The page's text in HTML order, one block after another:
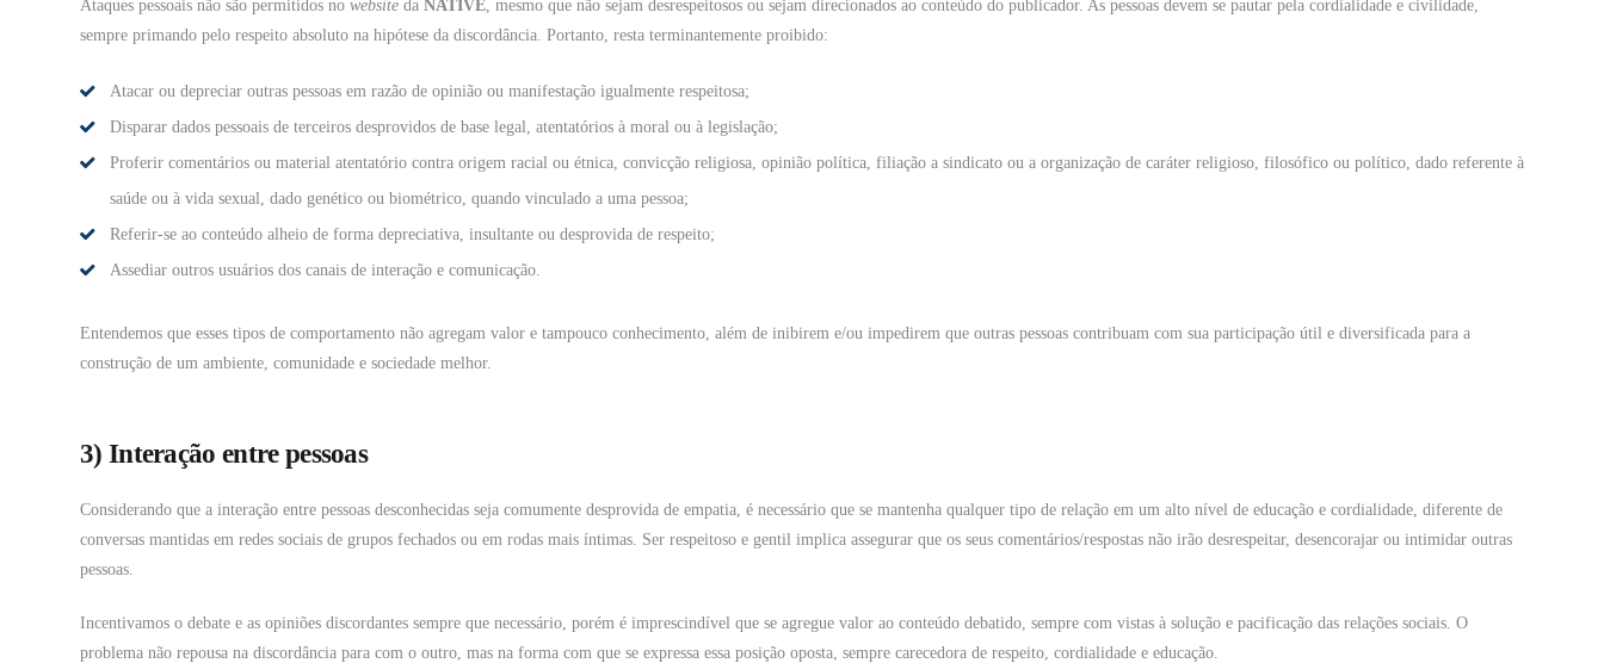
Ataques pessoais não são permitidos no website da NATIVE, mesmo que não sejam desrespeitosos ou sejam direcionados ao conteúdo do publicador. As pessoas devem se pautar pela cordialidade e civilidade,
sempre primando pelo respeito absoluto na hipótese da discordância. Portanto, resta terminantemente proibido:
Atacar ou depreciar outras pessoas em razão de opinião ou manifestação igualmente respeitosa;
Disparar dados pessoais de terceiros desprovidos de base legal, atentatórios à moral ou à legislação;
Proferir comentários ou material atentatório contra origem racial ou étnica, convicção religiosa, opinião política, filiação a sindicato ou a organização de caráter religioso, filosófico ou político, dado referente à
saúde ou à vida sexual, dado genético ou biométrico, quando vinculado a uma pessoa;
Referir-se ao conteúdo alheio de forma depreciativa, insultante ou desprovida de respeito;
Assediar outros usuários dos canais de interação e comunicação.
Entendemos que esses tipos de comportamento não agregam valor e tampouco conhecimento, além de inibirem e/ou impedirem que outras pessoas contribuam com sua participação útil e diversificada para a
construção de um ambiente, comunidade e sociedade melhor.
3) Interação entre pessoas
Considerando que a interação entre pessoas desconhecidas seja comumente desprovida de empatia, é necessário que se mantenha qualquer tipo de relação em um alto nível de educação e cordialidade, diferente de
conversas mantidas em redes sociais de grupos fechados ou em rodas mais íntimas. Ser respeitoso e gentil implica assegurar que os seus comentários/respostas não irão desrespeitar, desencorajar ou intimidar outras
pessoas.
Incentivamos o debate e as opiniões discordantes sempre que necessário, porém é imprescindível que se agregue valor ao conteúdo debatido, sempre com vistas à solução e pacificação das relações sociais. O
problema não repousa na discordância para com o outro, mas na forma com que se expressa essa posição oposta, sempre carecedora de respeito, cordialidade e educação.